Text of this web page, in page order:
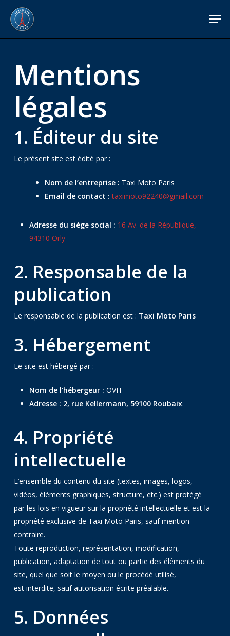
main
Mentions
légales
1. Éditeur du site
Le présent site est édité par :
Nom de l’entreprise : Taxi Moto Paris
Email de contact : taximoto92240@gmail.com
Adresse du siège social : 16 Av. de la République,
94310 Orly
2. Responsable de la
publication
Le responsable de la publication est : Taxi Moto Paris
3. Hébergement
Le site est hébergé par :
Nom de l’hébergeur : OVH
Adresse : 2, rue Kellermann, 59100 Roubaix.
4. Propriété
intellectuelle
L’ensemble du contenu du site (textes, images, logos,
vidéos, éléments graphiques, structure, etc.) est protégé
par les lois en vigueur sur la propriété intellectuelle et est la
propriété exclusive de Taxi Moto Paris, sauf mention
contraire.
Toute reproduction, représentation, modification,
publication, adaptation de tout ou partie des éléments du
site, quel que soit le moyen ou le procédé utilisé,
est interdite, sauf autorisation écrite préalable.
5. Données